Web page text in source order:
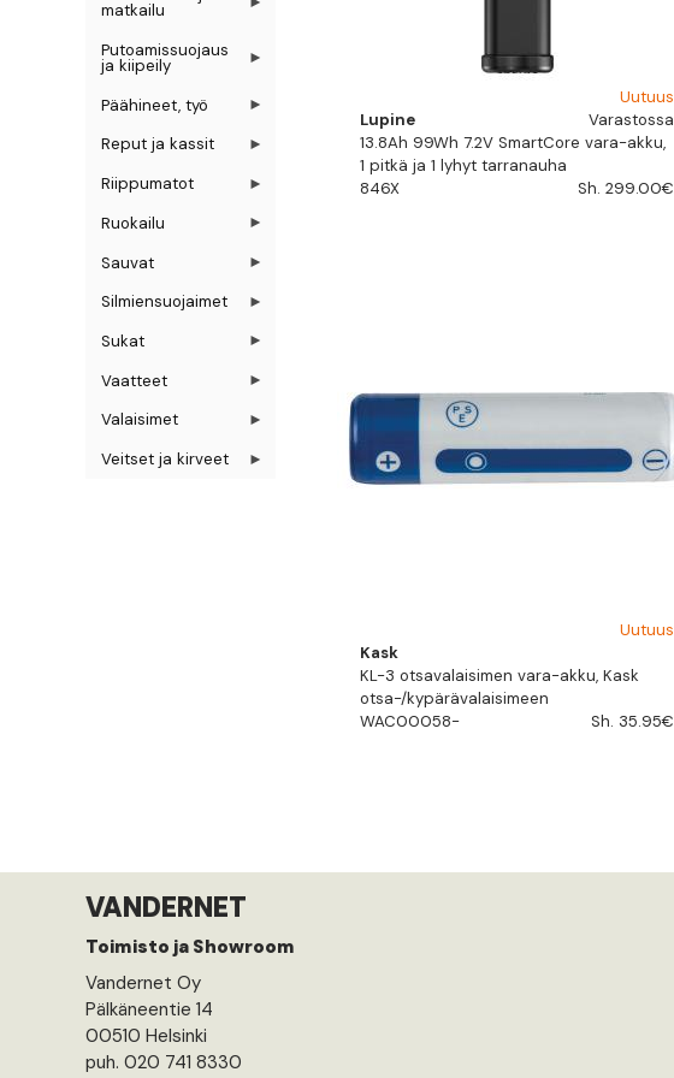
Uutuus
Lupine
Varastossa
13.8Ah 99Wh 7.2V SmartCore vara-akku,
1 pitkä ja 1 lyhyt tarranauha
846X
Sh. 299.00€
Uutuus
Kask
KL-3 otsavalaisimen vara-akku, Kask
otsa-/kypärävalaisimeen
WAC00058-
Sh. 35.95€
matkailu
Putoamissuojaus
ja kiipeily
Päähineet, työ
Reput ja kassit
Riippumatot
Ruokailu
Sauvat
Silmiensuojaimet
Sukat
Vaatteet
Valaisimet
Veitset ja kirveet
VANDERNET
Toimisto ja Showroom
Vandernet Oy
Pälkäneentie 14
00510 Helsinki
puh. 020 741 8330